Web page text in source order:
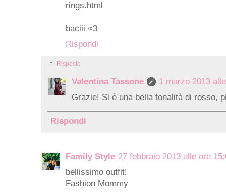
rings.html
baciii <3
Rispondi
Risposte
Valentina Tassone
1 marzo 2013
Grazie! Si è una bella tonalità di rosso,
Rispondi
Family Style 27 febbraio 2013 alle ore
bellissimo outfit!
Fashion Mommy